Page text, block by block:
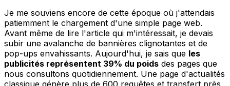
Je me souviens encore de cette époque où j'attendais
patiemment le chargement d'une simple page web.
Avant même de lire l'article qui m'intéressait, je devais
subir une avalanche de bannières clignotantes et de
pop-ups envahissants. Aujourd'hui, je sais que les
publicités représentent 39% du poids des pages que
nous consultons quotidiennement. Une page d'actualités
classique génère plus de 600 requêtes et transfert près